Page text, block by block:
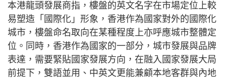
本港龍頭發展商指，樓盤的英文名字在市場定位上較
易塑造「國際化」形象，香港作為國家對外的國際化
城市，樓盤命名取向在某種程度上亦呼應城市整體定
位。同時，香港作為國家的一部分，城市發展與品牌
表達，需要緊貼國家發展方向，在融入國家發展大局
前提下，雙語並用、中英文更能兼顧本地客群與內地